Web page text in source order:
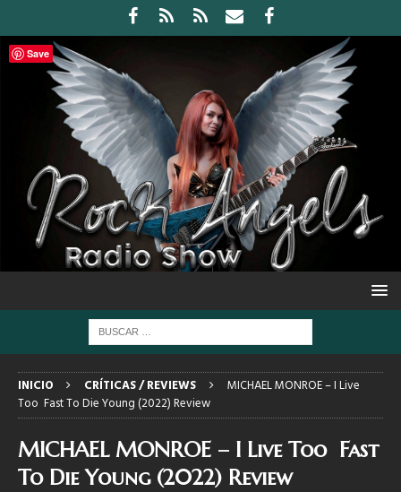
INICIO CRÍTICAS / REVIEWS
MICHAEL MONROE – I Live
Too Fast To Die Young (2022) Review
MICHAEL MONROE – I Live Too Fast
To Die Young (2022) Review
Save